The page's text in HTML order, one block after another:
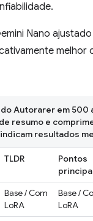
Nano
melhor
TLDR
Pontos
Base / Com
LoRA
Base /
LoRA
Autorarer em 500
resumo e
resultados